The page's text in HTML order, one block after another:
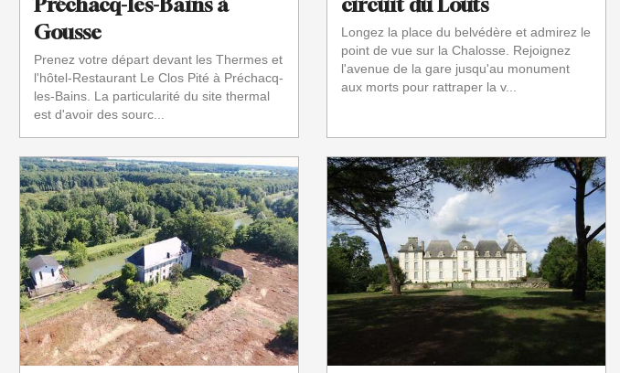
Gousse
Prenez votre départ devant les Thermes et
l'hôtel-Restaurant Le Clos Pité à Préchacq-
les-Bains. La particularité du site thermal
est d'avoir des sourc...
Longez la place du belvédère et admirez le
point de vue sur la Chalosse. Rejoignez
l'avenue de la gare jusqu'au monument
aux morts pour rattraper la v...